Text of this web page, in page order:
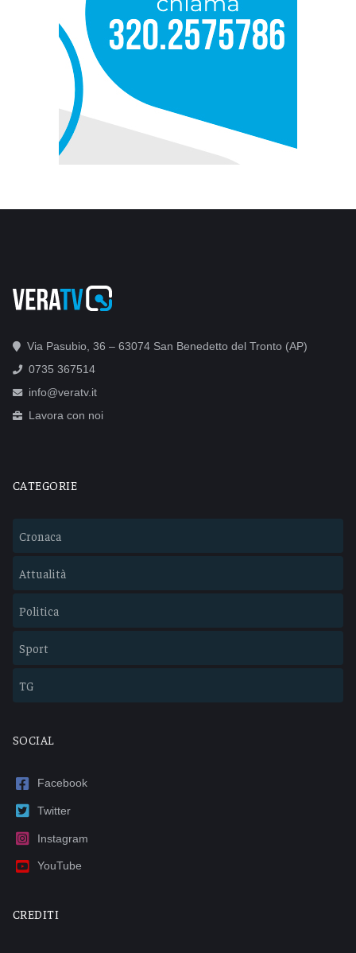
Via Pasubio, 36 – 63074 San Benedetto del Tronto (AP)
0735 367514
info@veratv.it
Lavora con noi
CATEGORIE
Cronaca
Attualità
Politica
Sport
TG
SOCIAL
Facebook
Twitter
Instagram
YouTube
CREDITI